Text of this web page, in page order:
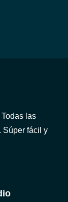
las
Súper fácil y